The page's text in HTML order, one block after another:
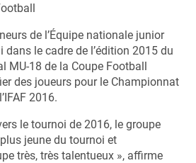
de l’Équipe nationale junior
dans le cadre de l’édition 2015 du
MU-18 de la Coupe Football
des joueurs pour le Championnat
2016.
le tournoi de 2016, le groupe
jeune du tournoi et
très, très talentueux », affirme